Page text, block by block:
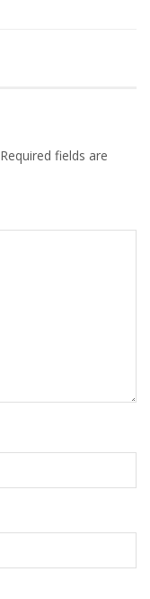
Required fields are